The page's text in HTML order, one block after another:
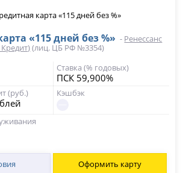
«115 дней без %» - Ренессанс
(лиц. ЦБ РФ №3354)
Ставка (% годовых)
ПСК 59,900%
(руб.) Кэшбэк
Оформить карту